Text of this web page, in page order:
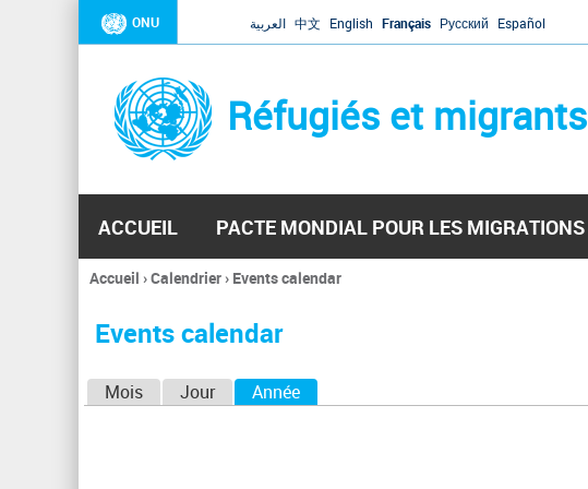
ONU العربية 中文 English Français Русский Español
Réfugiés et migrants
ACCUEIL PACTE MONDIAL POUR LES MIGRATIONS
Vous
ici
Accueil ›Calendrier› Events calendar
Events calendar
Mois Jour Année